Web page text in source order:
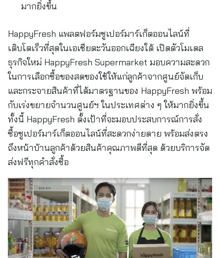
มากยิ่งขึ้น
HappyFresh แพลตฟอร์มซูเปอร์มาร์เก็ตออนไลน์ที่
เติบโตเร็วที่สุดในเอเชียตะวันออกเฉียงใต้ เปิดตัวโมเดล
ธุรกิจใหม่ HappyFresh Supermarket มอบความสะดวก
ในการเลือกซื้อของสดของใช้ให้แก่ลูกค้าจากศูนย์จัดเก็บ
และกระจายสินค้าที่ได้มาตรฐานของ HappyFresh พร้อม
กับเร่งขยายจำนวนศูนย์ฯ ในประเทศต่าง ๆ ให้มากยิ่งขึ้น
ทั้งนี้ HappyFresh ตั้งเป้าที่จะมอบประสบการณ์การสั่ง
ซื้อซูเปอร์มาร์เก็ตออนไลน์ที่สะดวกง่ายดาย พร้อมส่งตรง
ถึงหน้าบ้านลูกค้าด้วยสินค้าคุณภาพดีที่สุด ด้วยบริการจัด
ส่งฟรีทุกคำสั่งซื้อ